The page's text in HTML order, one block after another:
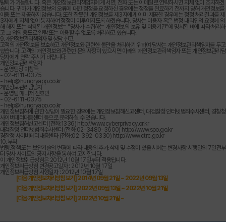
탈퇴가 가능합니다. 혹은 개인정보관리책임자에게 서면, 전화 또는 이메일로 연락하시면 지체 없이 조치하겠
습니다. 귀하가 개인정보의 오류에 대한 정정을 요청하신 경우에는 정정을 완료하기 전까지 당해 개인정보를
이용 또는 제공하지 않습니다. 또한 잘못된 개인정보를 제3자에게 이미 제공한 경우에는 정정 처리결과를 제
3자에게 지체 없이 통지하여 정정이 이루어지도록 하겠습니다. 당사는 이용자 혹은 법정 대리인의 요청에 의
해 해지 또는 삭제된 개인정보는 "당사가 수집하는 개인정보의 보유 및 이용기간"에 명시된 바에 따라 처리하
고 그 외의 용도로 열람 또는 이용할 수 없도록 처리하고 있습니다.
9. 개인정보관리책임자 및 상담, 신고
고객의 개인정보를 보호하고 개인정보와 관련한 불만을 처리하기 위하여 당사는 개인정보관리책임자를 두고
있습니다. 고객의 개인정보와 관련한 문의사항이 있으시면 아래의 개인정보관리책임자 또는 개인정보관리담
당자에게 연락 주시기 바랍니다.
개인정보 관리책임자
- 운영팀장 이창득
- 02-6111-0375
- help@hungryapp.co.kr
개인정보 관리담당자
- 운영팀 매니저 전효민
- 02-6111-0375
- help@hungryapp.co.kr
개인정보침해에 관한 상담이 필요한 경우에는 개인정보침해신고센터, 대검찰청 인터넷범죄수사센터, 경찰청
사이버테러대응센터 등으로 문의하실 수 있습니다.
개인정보침해신고센터 (전화:1336) http://www.cyberprivacy.or.kr
대검찰청 인터넷범죄수사센터 (전화:02-3480-3600) http://www.spo.go.kr
경찰청 사이버테러대응센타 (전화:02-392-0330) http://www.ctrc.go.kr
10. 부칙
법령.정책 또는 보안기술의 변경에 따라 내용의 추가.삭제 및 수정이 있을 시에는 변경사항 시행일의 7일전부
터 당사 사이트의 공지사항을 통하여 고지합니다.
이 개인정보취급방침은 2012년 10월 17일부터 적용됩니다.
개인정보취급방침 변경공고일자 : 2012년 10월 17일
개인정보취급방침 시행일자 : 2012년 10월 17일
[다음 개인정보처리방침 보기] 2014년 09월 21일 ~ 2022년 09월 13일
[다음 개인정보처리방침 보기] 2022년 09월 13일 ~ 2022년 10월 21일
[다음 개인정보처리방침 보기] 2022년 10월 21일 ~